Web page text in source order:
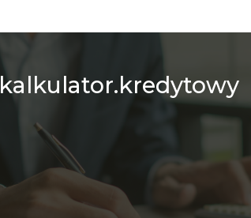
kalkulator.kredytowy